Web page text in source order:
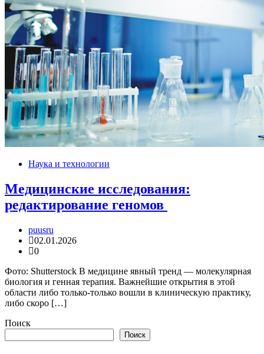
Наука и технологии
Медицинские исследования:
редактирование геномов
puusru
02.01.2026
0
Фото: Shutterstock В медицине явный тренд — молекулярная
биология и генная терапия. Важнейшие открытия в этой
области либо только-только вошли в клиническую практику,
либо скоро […]
Поиск
Поиск